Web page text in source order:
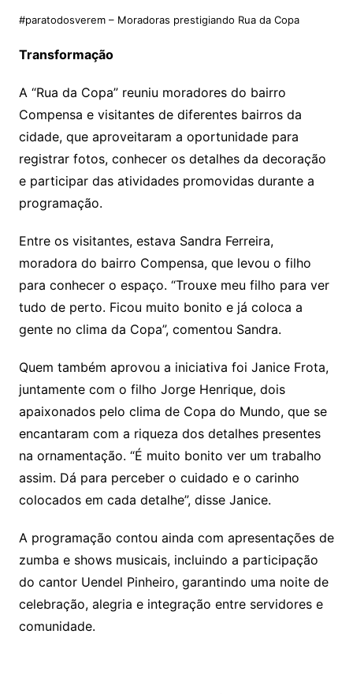
#paratodosverem – Moradoras prestigiando Rua da Copa
Transformação
A “Rua da Copa” reuniu moradores do bairro
Compensa e visitantes de diferentes bairros da
cidade, que aproveitaram a oportunidade para
registrar fotos, conhecer os detalhes da decoração
e participar das atividades promovidas durante a
programação.
Entre os visitantes, estava Sandra Ferreira,
moradora do bairro Compensa, que levou o filho
para conhecer o espaço. “Trouxe meu filho para ver
tudo de perto. Ficou muito bonito e já coloca a
gente no clima da Copa”, comentou Sandra.
Quem também aprovou a iniciativa foi Janice Frota,
juntamente com o filho Jorge Henrique, dois
apaixonados pelo clima de Copa do Mundo, que se
encantaram com a riqueza dos detalhes presentes
na ornamentação. “É muito bonito ver um trabalho
assim. Dá para perceber o cuidado e o carinho
colocados em cada detalhe”, disse Janice.
A programação contou ainda com apresentações de
zumba e shows musicais, incluindo a participação
do cantor Uendel Pinheiro, garantindo uma noite de
celebração, alegria e integração entre servidores e
comunidade.